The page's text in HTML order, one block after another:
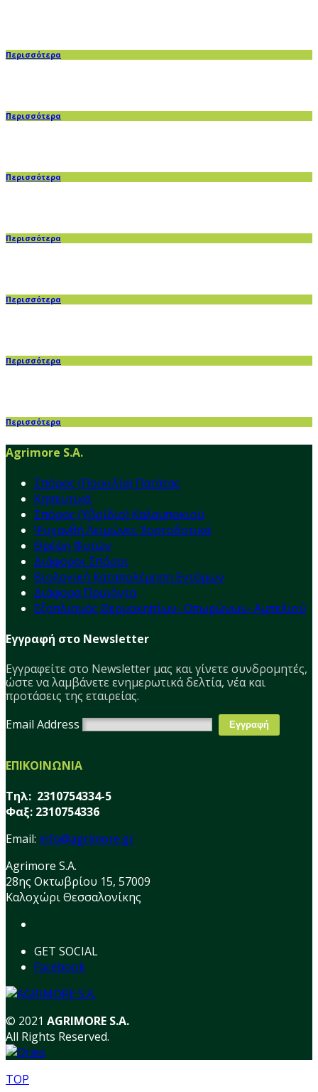
Περισσότερα
Περισσότερα
Περισσότερα
Περισσότερα
Περισσότερα
Περισσότερα
Περισσότερα
Agrimore S.A.
Σπόρος (Ποικιλία) Πατάτας
Κηπευτικά
Σπόρος (Υβρίδιο) Καλαμποκιού
Ψυχανθή Λειμώνες Χορτοδοτικά
Θρέψη Φυτών
Διάφοροι Σπόροι
Βιολογική Καταπολέμηση Εντόμων
Διάφορα Προϊόντα
Εξοπλισμός Θερμοκηπίων- Οπωρώνων- Αμπελιού
Εγγραφή στο Newsletter
Εγγραφείτε στο Νewsletter μας και γίνετε συνδρομητές,
ώστε να λαμβάνετε ενημερωτικά δελτία, νέα και
προτάσεις της εταιρείας.
Email Address
ΕΠΙΚΟΙΝΩΝΙΑ
Τηλ: 2310754334-5
Φαξ: 2310754336
Email: info@agrimore.gr
Agrimore S.A.
28ης Οκτωβρίου 15, 57009
Καλοχώρι Θεσσαλονίκης
GET SOCIAL
Facebook
© 2021 AGRIMORE S.A.
All Rights Reserved.
TOP